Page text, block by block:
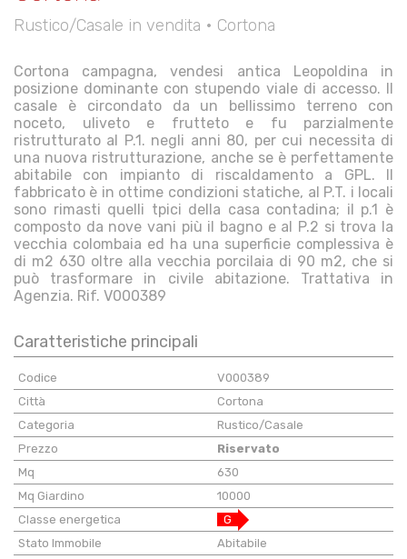
Rustico/Casale in vendita • Cortona
Cortona campagna, vendesi antica Leopoldina in
posizione dominante con stupendo viale di accesso. Il
casale è circondato da un bellissimo terreno con
noceto, uliveto e frutteto e fu parzialmente
ristrutturato al P.1. negli anni 80, per cui necessita di
una nuova ristrutturazione, anche se è perfettamente
abitabile con impianto di riscaldamento a GPL. Il
fabbricato è in ottime condizioni statiche, al P.T. i locali
sono rimasti quelli tpici della casa contadina; il p.1 è
composto da nove vani più il bagno e al P.2 si trova la
vecchia colombaia ed ha una superficie complessiva è
di m2 630 oltre alla vecchia porcilaia di 90 m2, che si
può trasformare in civile abitazione. Trattativa in
Agenzia. Rif. V000389
Caratteristiche principali
Codice
V000389
Città
Cortona
Categoria
Rustico/Casale
Prezzo
Riservato
Mq
630
Mq Giardino
10000
Classe energetica
G
Stato Immobile
Abitabile